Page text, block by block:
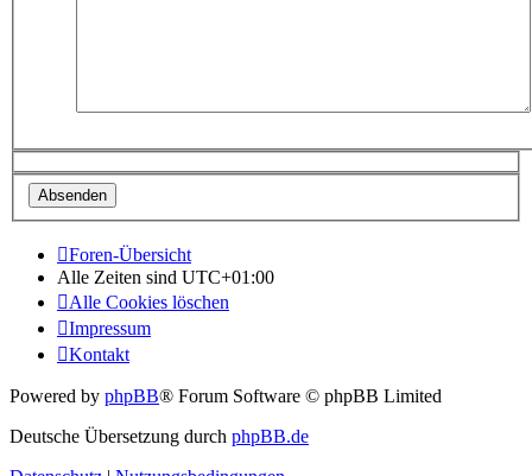
Foren-Übersicht
Alle Zeiten sind UTC+01:00
Alle Cookies löschen
Impressum
Kontakt
Powered by phpBB® Forum Software © phpBB Limited
Deutsche Übersetzung durch phpBB.de